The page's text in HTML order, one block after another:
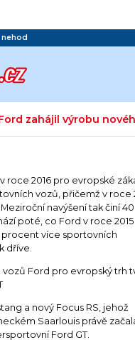
nehod
zahájil výrobu
roce 2016 pro evropské
vozů, přičemž v roce
navýšení tak činí 40
poté, co Ford v roce 2015
procent více sportovních
dříve.
Ford pro evropský trh
a nový Focus RS, jehož
Saarlouis právě
Ford GT.